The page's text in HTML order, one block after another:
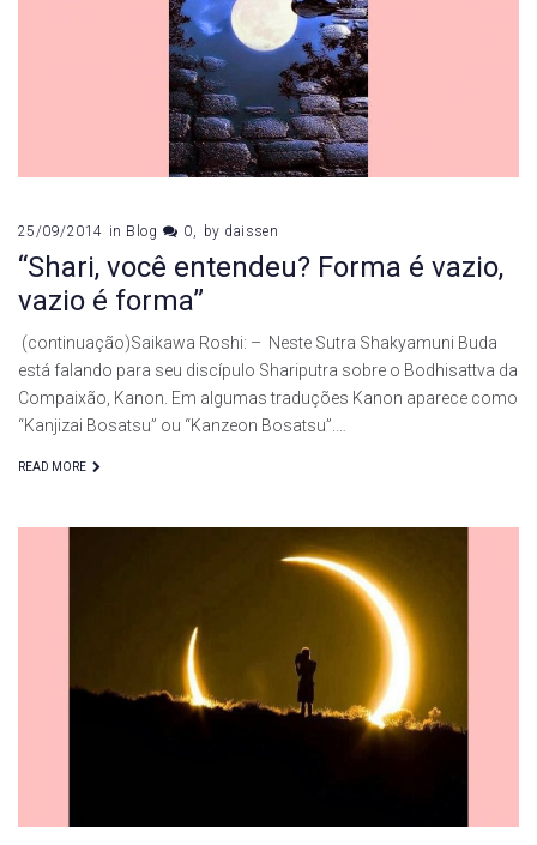
25/09/2014 in Blog 0 by daissen
“Shari, você entendeu? Forma é vazio,
vazio é forma”
(continuação)Saikawa Roshi: – Neste Sutra Shakyamuni Buda
está falando para seu discípulo Shariputra sobre o Bodhisattva da
Compaixão, Kanon. Em algumas traduções Kanon aparece como
“Kanjizai Bosatsu” ou “Kanzeon Bosatsu”.…
READ MORE